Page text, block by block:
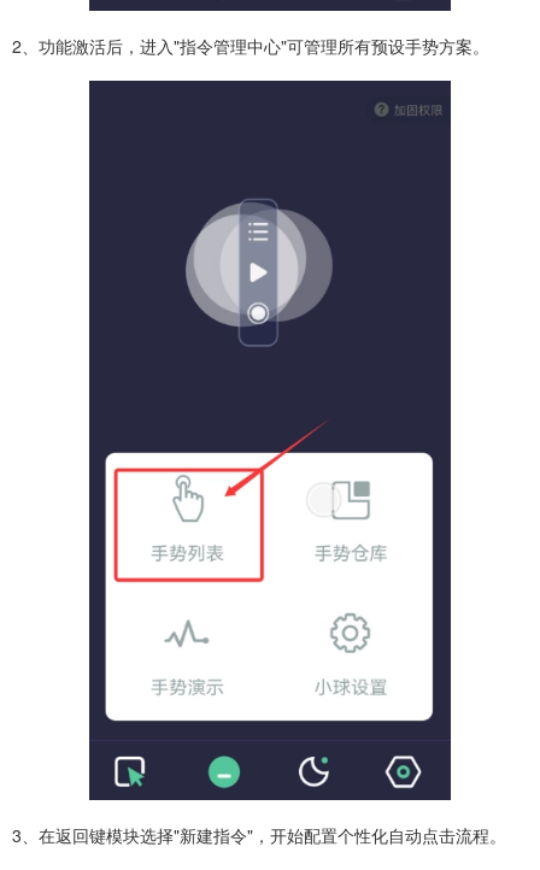
2、功能激活后，进入"指令管理中心"可管理所有预设手势方案。
3、在返回键模块选择"新建指令"，开始配置个性化自动点击流程。